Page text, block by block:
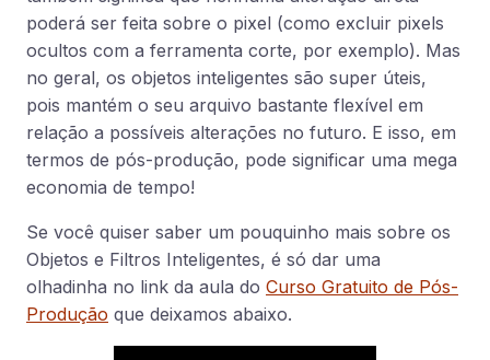
poderá ser feita sobre o pixel (como excluir pixels
ocultos com a ferramenta corte, por exemplo). Mas
no geral, os objetos inteligentes são super úteis,
pois mantém o seu arquivo bastante flexível em
relação a possíveis alterações no futuro. E isso, em
termos de pós-produção, pode significar uma mega
economia de tempo!
Se você quiser saber um pouquinho mais sobre os
Objetos e Filtros Inteligentes, é só dar uma
olhadinha no link da aula do Curso Gratuito de Pós-
Produção que deixamos abaixo.